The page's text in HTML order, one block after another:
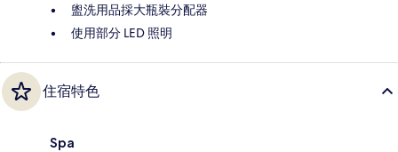
盥洗用品採大瓶裝分配器
使用部分 LED 照明
住宿特色
Spa